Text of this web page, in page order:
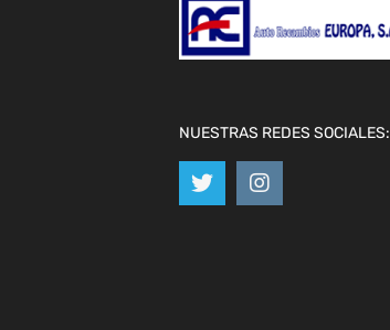
NUESTRAS REDES SOCIALES: